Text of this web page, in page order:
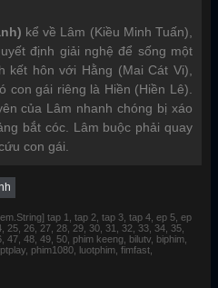
kể về Lâm (Kiều Minh Tuấn),
định giải nghệ để sống một
kết hôn với Hằng (Mai Cát Vi),
con gái riêng là Hiền (Hiền Lê).
của Lâm nhanh chóng bị xáo
bắt cóc. Lâm buộc phải quay
con gái.
tap 1, tap 2, tap 3, tap 4, ep 5, ep
25, 26, 27, 28, 29, 30, 31, 32, 33, 34, 35,
48, 49, 50, phim keeng, bilutv, biphim,
phim1080, luotphim, fimfast,